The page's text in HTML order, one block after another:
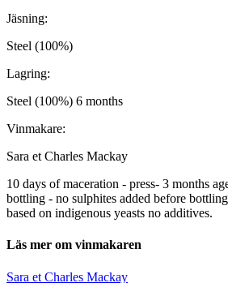
Jäsning:
Steel (100%)
Lagring:
Steel (100%) 6 months
Vinmakare:
Sara et Charles Mackay
10 days of maceration - press- 3 months
bottling - no sulphites added before
based on indigenous yeasts no additives.
Läs mer om vinmakaren
Sara et Charles Mackay